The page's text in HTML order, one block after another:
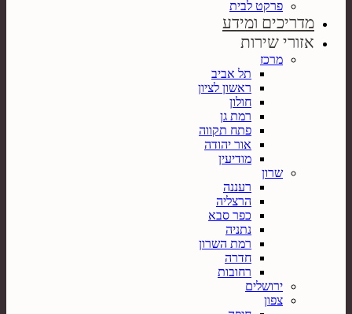
פרקט לבית
מדריכים ומידע
אזורי שירות
מרכז
תל אביב
ראשון לציון
חולון
רמת גן
פתח תקווה
אור יהודה
מודיעין
שרון
רעננה
הרצליה
כפר סבא
נתניה
רמת השרון
חדרה
רחובות
ירושלים
צפון